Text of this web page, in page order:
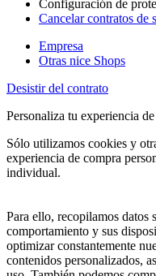
Configuración de
Cancelar contratos de
Empresa
Otras nice Shops
Desistir del contrato
Personaliza tu experiencia
Sólo utilizamos cookies y
experiencia de compra
individual.
Para ello, recopilamos datos
comportamiento y sus
optimizar constantemente
contenidos personalizados,